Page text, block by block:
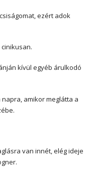
ezért adok
kívül egyéb árulkodó
amikor meglátta a
van innét, elég ideje